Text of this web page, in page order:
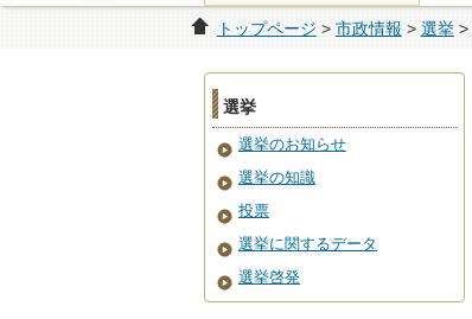
トップページ > 市政情報 > 選挙 >
選挙
選挙のお知らせ
選挙の知識
投票
選挙に関するデータ
選挙啓発